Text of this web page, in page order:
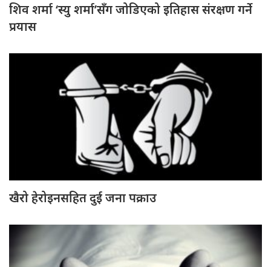
शिव शर्मा ‘स्यु शर्मा’सँग जोडिएको इतिहास संरक्षण गर्ने
प्रयास
खैरो हेरोइनसहित दुई जना पक्राउ